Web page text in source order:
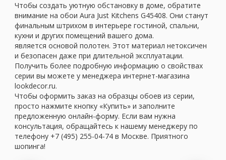
Чтобы создать уютную обстановку в доме, обратите
внимание на обои Aura Just Kitchens G45408. Они станут
финальным штрихом в интерьере гостиной, спальни,
кухни и других помещений вашего дома.
является основой полотен. Этот материал нетоксичен
и безопасен даже при длительной эксплуатации.
Получить более подробную информацию о свойствах
серии вы можете у менеджера интернет-магазина
lookdecor.ru.
Чтобы оформить заказ на образцы обоев из серии,
просто нажмите кнопку «Купить» и заполните
предложенную онлайн-форму. Если вам нужна
консультация, обращайтесь к нашему менеджеру по
телефону +7 (495) 255-04-74 в Москве. Приятного
шопинга!